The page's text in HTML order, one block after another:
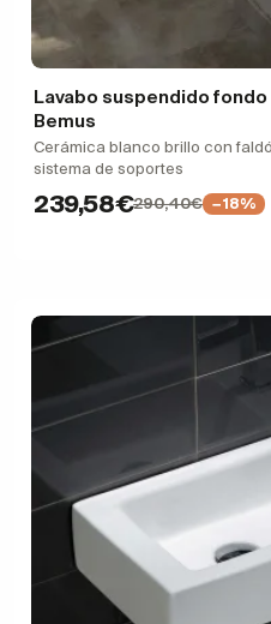
Lavabo suspendido
Bemus
Cerámica blanco brillo con
sistema de soportes
239,58€290,40€ −18%